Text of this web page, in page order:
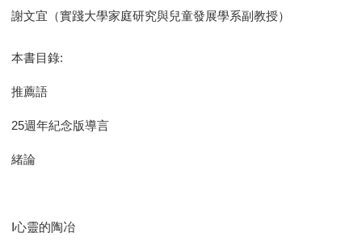
謝文宜（實踐大學家庭研究與兒童發展學系副教授）
本書目錄:
推薦語
25週年紀念版導言
緒論
Ⅰ心靈的陶冶